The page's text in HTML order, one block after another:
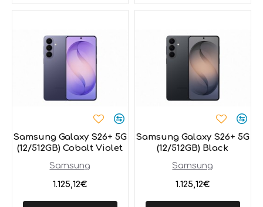
Samsung
Samsung Galaxy S26+ 5G
(12/512GB) Cobalt Violet
1.125,12€
Samsung
Samsung Galaxy S26+ 5G
(12/512GB) Black
1.125,12€